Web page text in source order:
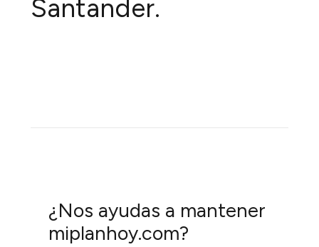
Santander.
¿Nos ayudas a mantener
miplanhoy.com?